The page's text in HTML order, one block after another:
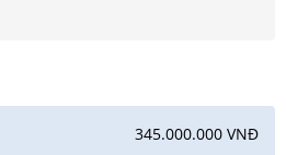
345.000.000 VNĐ